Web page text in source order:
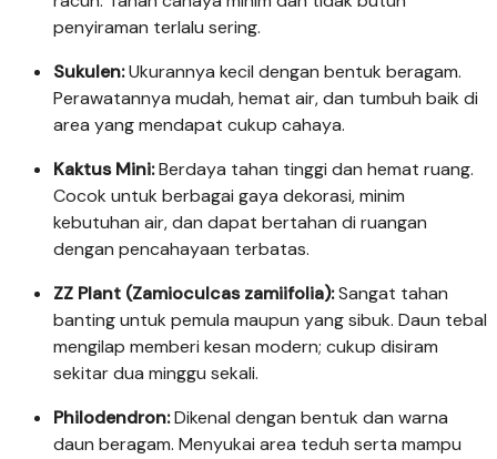
penyiraman terlalu sering.
Sukulen:Ukurannya kecil dengan bentuk beragam.
Perawatannya mudah, hemat air, dan tumbuh baik di
area yang mendapat cukup cahaya.
Kaktus Mini:Berdaya tahan tinggi dan hemat ruang.
Cocok untuk berbagai gaya dekorasi, minim
kebutuhan air, dan dapat bertahan di ruangan
dengan pencahayaan terbatas.
ZZ Plant (Zamioculcas zamiifolia):Sangat tahan
banting untuk pemula maupun yang sibuk. Daun tebal
mengilap memberi kesan modern; cukup disiram
sekitar dua minggu sekali.
Philodendron:Dikenal dengan bentuk dan warna
daun beragam. Menyukai area teduh serta mampu